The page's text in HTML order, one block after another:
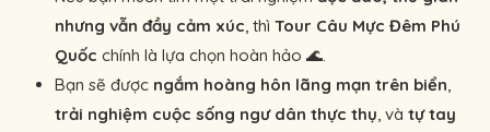
nhưng vẫn đầy cảm xúc, thì Tour Câu Mực Đêm Phú
Quốc chính là lựa chọn hoàn hảo 🌊.
Bạn sẽ được ngắm hoàng hôn lãng mạn trên biển,
trải nghiệm cuộc sống ngư dân thực thụ, và tự tay